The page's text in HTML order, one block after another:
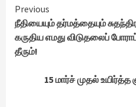
Continue
Reading
Previous
நீதியையும் தர்மத்தையும்
கருதிய எமது விடுதலைப்
தீரும்!
15 மார்ச் முதல் உயிர்த்த